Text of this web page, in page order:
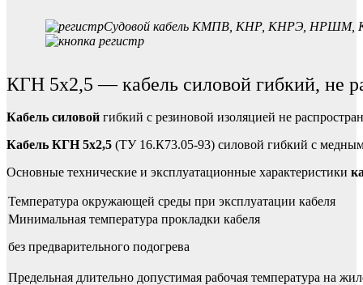
Судовой кабель КМПВ, КНР, КНРЭ, НРШМ,
КГН 5х2,5 — кабель силовой гибкий, не
Кабель силовой гибкий с резиновой изоляцией не
Кабель КГН 5х2,5 (ТУ 16.К73.05-93) силовой гибкий с
Основные технические и эксплуатационные характеристики
Температура окружающей среды при эксплуатации кабеля
Минимальная температура прокладки кабеля
без предварительного подогрева
Предельная длительно допустимая рабочая температура на